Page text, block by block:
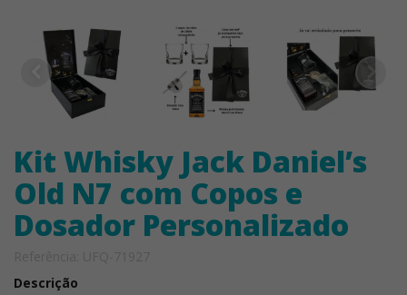
Kit Whisky Jack Daniel’s
Old N7 com Copos e
Dosador Personalizado
Descrição